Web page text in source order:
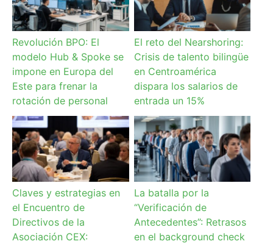
Revolución BPO: El
modelo Hub & Spoke se
impone en Europa del
Este para frenar la
rotación de personal
El reto del Nearshoring:
Crisis de talento bilingüe
en Centroamérica
dispara los salarios de
entrada un 15%
Claves y estrategias en
el Encuentro de
Directivos de la
Asociación CEX:
La batalla por la
“Verificación de
Antecedentes”: Retrasos
en el background check